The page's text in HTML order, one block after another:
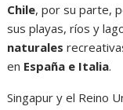
Chile, por su parte,
sus playas, ríos y
naturales
en España e Italia.
Singapur y el Reino